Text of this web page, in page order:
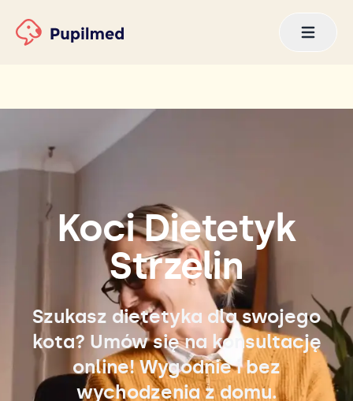
Koci Dietetyk
Strzelin
Szukasz dietetyka dla swojego
kota? Umów się na konsultację
online! Wygodnie i bez
wychodzenia z domu.